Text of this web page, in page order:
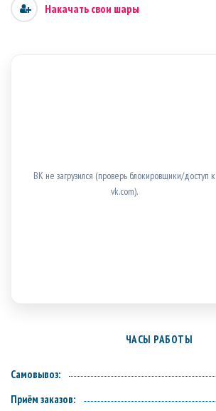
Накачать свои шары
ВК не загрузился (проверь блокировщики/доступ к
vk.com).
ЧАСЫ РАБОТЫ
Самовывоз:
Приём заказов: